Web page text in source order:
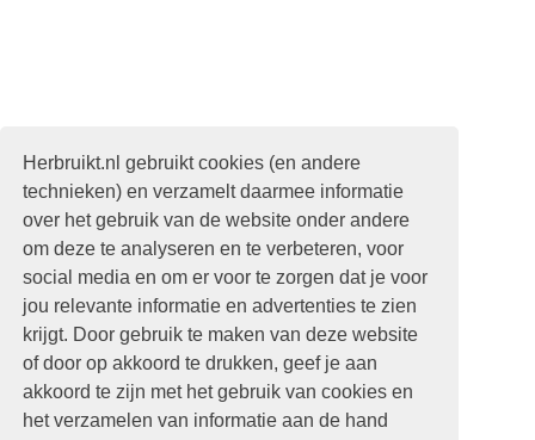
Herbruikt.nl gebruikt cookies (en andere
technieken) en verzamelt daarmee informatie
over het gebruik van de website onder andere
om deze te analyseren en te verbeteren, voor
social media en om er voor te zorgen dat je voor
jou relevante informatie en advertenties te zien
krijgt. Door gebruik te maken van deze website
of door op akkoord te drukken, geef je aan
akkoord te zijn met het gebruik van cookies en
het verzamelen van informatie aan de hand